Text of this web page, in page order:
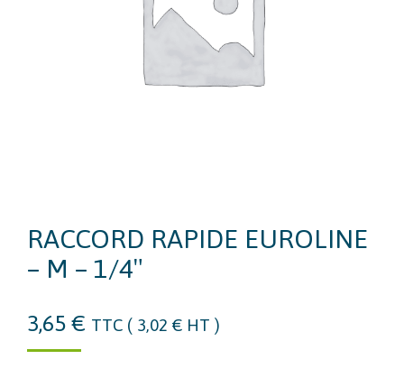
RACCORD RAPIDE EUROLINE
– M – 1/4″
3,65 € TTC ( 3,02 € HT )